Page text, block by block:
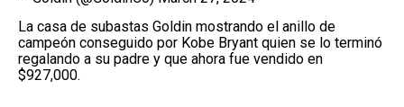
La casa de subastas Goldin mostrando el anillo de
campeón conseguido por Kobe Bryant quien se lo terminó
regalando a su padre y que ahora fue vendido en
$927,000.